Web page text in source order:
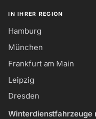
IN IHRER REGION
Hamburg
München
Frankfurt am Main
Leipzig
Dresden
Winterdienstfahrzeuge